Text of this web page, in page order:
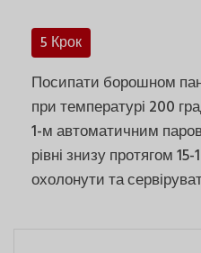
5 Крок
Посипати борошном
при температурі 200
1-м автоматичним
рівні знизу протягом
охолонути та